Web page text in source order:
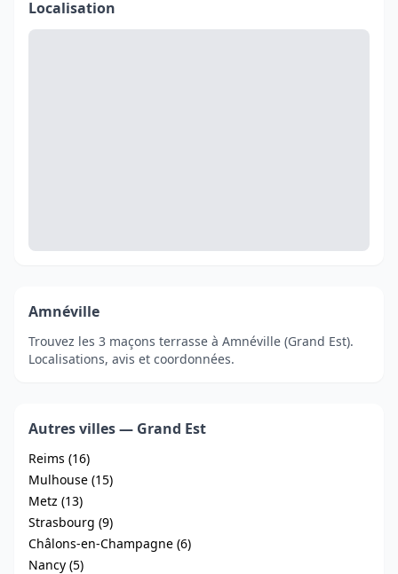
Localisation
Amnéville
Trouvez les 3 maçons terrasse à Amnéville (Grand Est).
Localisations, avis et coordonnées.
Autres villes — Grand Est
Reims (16)
Mulhouse (15)
Metz (13)
Strasbourg (9)
Châlons-en-Champagne (6)
Nancy (5)